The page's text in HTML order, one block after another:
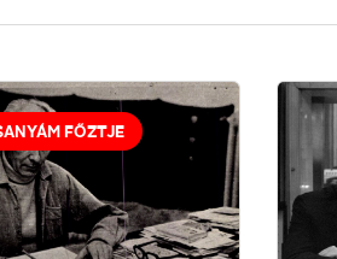
FŐZTJE